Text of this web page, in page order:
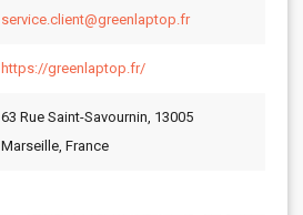
service.client@greenlaptop.fr
https://greenlaptop.fr/
63 Rue Saint-Savournin, 13005
Marseille, France